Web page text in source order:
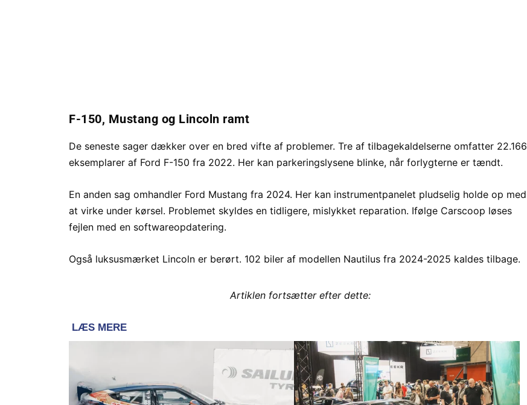
F-150, Mustang og Lincoln ramt
De seneste sager dækker over en bred vifte af problemer. Tre af tilbagekaldelserne omfatter 22.166
eksemplarer af Ford F-150 fra 2022. Her kan parkeringslysene blinke, når forlygterne er tændt.
En anden sag omhandler Ford Mustang fra 2024. Her kan instrumentpanelet pludselig holde op med
at virke under kørsel. Problemet skyldes en tidligere, mislykket reparation. Ifølge Carscoop løses
fejlen med en softwareopdatering.
Også luksusmærket Lincoln er berørt. 102 biler af modellen Nautilus fra 2024-2025 kaldes tilbage.
Artiklen fortsætter efter dette: